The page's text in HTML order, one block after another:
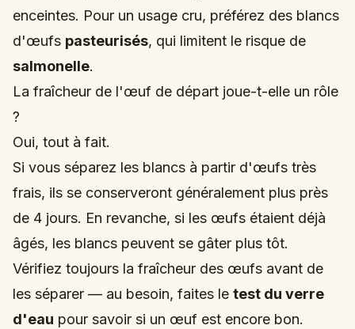
enceintes. Pour un usage cru, préférez des blancs
d'œufs pasteurisés, qui limitent le risque de
salmonelle.
La fraîcheur de l'œuf de départ joue-t-elle un rôle
?
Oui, tout à fait.
Si vous séparez les blancs à partir d'œufs très
frais, ils se conserveront généralement plus près
de 4 jours. En revanche, si les œufs étaient déjà
âgés, les blancs peuvent se gâter plus tôt.
Vérifiez toujours la fraîcheur des œufs avant de
les séparer — au besoin, faites le test du verre
d'eau pour savoir si un œuf est encore bon.